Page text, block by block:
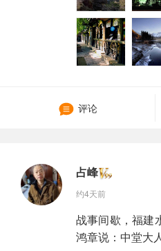
评论
占峰
约4天前
战事间歇，福建
鸿章说：中堂大